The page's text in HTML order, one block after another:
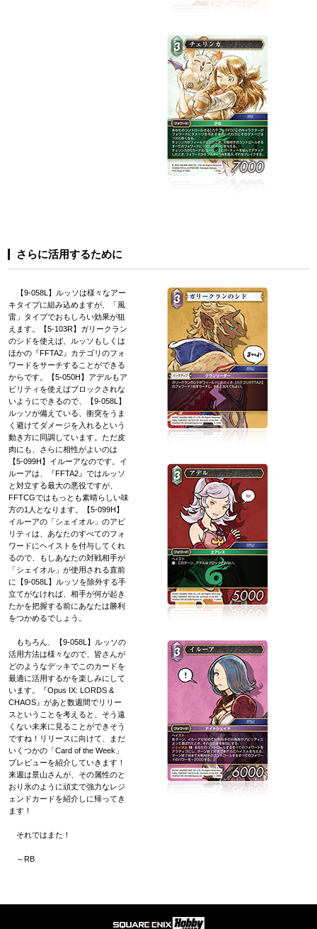
さらに活用するために
【9-058L】ルッソは様々なアー
キタイプに組み込めますが、「風
雷」タイプでおもしろい効果が狙
えます。【5-103R】ガリークラン
のシドを使えば、ルッソもしくは
ほかの『FFTA2』カテゴリのフォ
ワードをサーチすることができる
からです。【5-050H】アデルもア
ビリティを使えばブロックされな
いようにできるので、【9-058L】
ルッソが備えている、衝突をうま
く避けてダメージを入れるという
動き方に同調しています。ただ皮
肉にも、さらに相性がよいのは
【5-099H】イルーアなのです。イ
ルーアは、『FFTA2』ではルッソ
と対立する最大の悪役ですが、
FFTCGではもっとも素晴らしい味
方の1人となります。【5-099H】
イルーアの「シェイオル」のアビ
リティは、あなたのすべてのフォ
ワードにヘイストを付与してくれ
るので、もしあなたの対戦相手が
「シェイオル」が使用される直前
に【9-058L】ルッソを除外する手
立てがなければ、相手が何が起き
たかを把握する前にあなたは勝利
をつかめるでしょう。
もちろん、【9-058L】ルッソの
活用方法は様々なので、皆さんが
どのようなデッキでこのカードを
最適に活用するかを楽しみにして
います。『Opus IX: LORDS &
CHAOS』があと数週間でリリー
スということを考えると、そう遠
くない未来に見ることができそう
ですね！リリースに向けて、まだ
いくつかの「Card of the Week」
プレビューを紹介していきます！
来週は景山さんが、その属性のと
おり氷のように頑丈で強力なレジ
ェンドカードを紹介しに帰ってき
ます！
それではまた！
～RB